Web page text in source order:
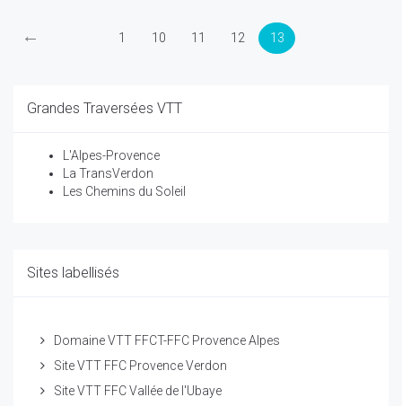
← 1 10 11 12 13
Grandes Traversées VTT
L'Alpes-Provence
La TransVerdon
Les Chemins du Soleil
Sites labellisés
Domaine VTT FFCT-FFC Provence Alpes
Site VTT FFC Provence Verdon
Site VTT FFC Vallée de l'Ubaye